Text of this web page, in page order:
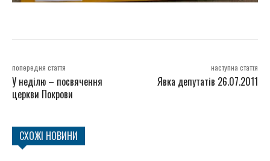
попередня стаття
У неділю – посвячення
церкви Покрови
наступна стаття
Явка депутатів 26.07.2011
СХОЖІ НОВИНИ